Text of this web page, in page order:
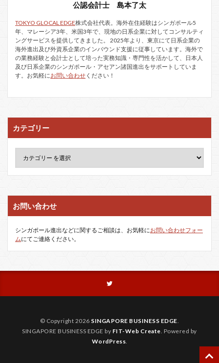
公認会計士 島本了太
TOKYO GLOCAL EDGE株式会社代表。海外在住経験はシンガポール5
年、マレーシア3年、米国3年で、現地の日系企業に対してコンサルティ
ングサービスを提供してきました。 2025年より、東京にて日系企業の
海外進出及び外資系企業のインバウンド支援に従事しています。海外で
の業務経験と会計士として培った実務知識・専門性を活かして、日本人
及び日系企業のシンガポール・アセアン諸国進出をサポートしていま
す。お気軽にお問い合わせ ください！
カテゴリー
お問い合わせ
シンガポール進出などに関するご相談は、お気軽にお問い合わせフォー
ムにてご連絡ください。
© Copyright 2026 SINGAPORE BUSINESS EDGE.
SINGAPORE BUSINESS EDGE by FIT-Web Create. Powered by
WordPress.